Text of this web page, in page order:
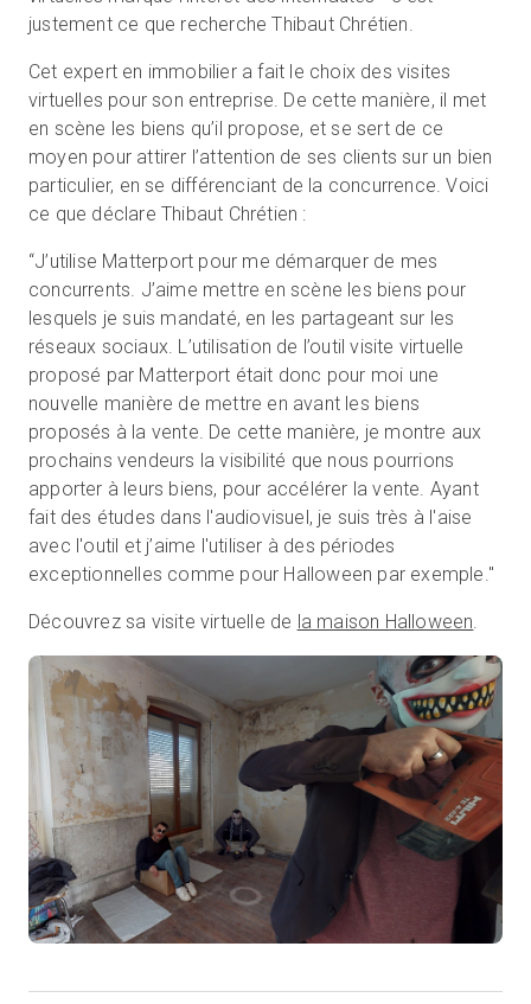
justement ce que recherche Thibaut Chrétien.
Cet expert en immobilier a fait le choix des visites
virtuelles pour son entreprise. De cette manière, il met
en scène les biens qu’il propose, et se sert de ce
moyen pour attirer l’attention de ses clients sur un bien
particulier, en se différenciant de la concurrence. Voici
ce que déclare Thibaut Chrétien :
“J’utilise Matterport pour me démarquer de mes
concurrents. J’aime mettre en scène les biens pour
lesquels je suis mandaté, en les partageant sur les
réseaux sociaux. L’utilisation de l’outil visite virtuelle
proposé par Matterport était donc pour moi une
nouvelle manière de mettre en avant les biens
proposés à la vente. De cette manière, je montre aux
prochains vendeurs la visibilité que nous pourrions
apporter à leurs biens, pour accélérer la vente. Ayant
fait des études dans l'audiovisuel, je suis très à l'aise
avec l'outil et j’aime l'utiliser à des périodes
exceptionnelles comme pour Halloween par exemple."
Découvrez sa visite virtuelle de la maison Halloween.